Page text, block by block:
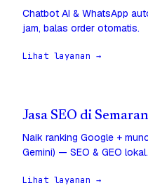
Chatbot AI & WhatsApp
jam, balas order otomatis.
Lihat layanan →
Jasa SEO di
Naik ranking Google +
Gemini) — SEO & GEO lokal.
Lihat layanan →